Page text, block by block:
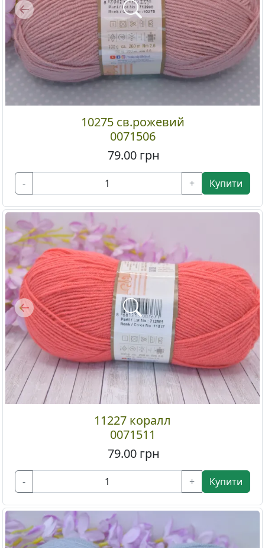
Previous
10275 св.рожевий
0071506
79.00 грн
- + Купити
Previous
11227 коралл
0071511
79.00 грн
- + Купити